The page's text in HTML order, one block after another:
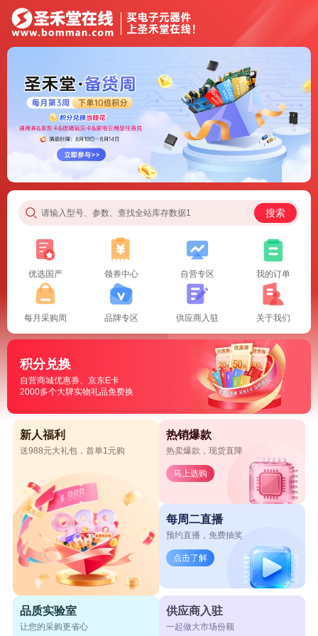
请输入型号、参数、查找全站库存数据1 搜索
优选国产 领券中心 自营专区 我的订单
每月采购周 品牌专区 供应商入驻 关于我们
积分兑换
自营商城优惠券、京东E卡
2000多个大牌实物礼品免费换
新人福利
送988元大礼包，首单1元购
热销爆款
热卖爆款，现货直降
马上选购
每周二直播
预约直播，免费抽奖
点击了解
品质实验室
让您的采购更省心
供应商入驻
一起做大市场份额